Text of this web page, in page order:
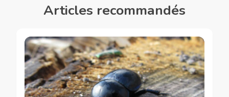
Articles recommandés